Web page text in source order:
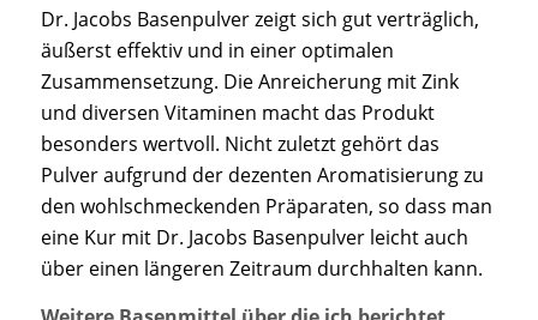
Dr. Jacobs Basenpulver zeigt sich gut verträglich,
äußerst effektiv und in einer optimalen
Zusammensetzung. Die Anreicherung mit Zink
und diversen Vitaminen macht das Produkt
besonders wertvoll. Nicht zuletzt gehört das
Pulver aufgrund der dezenten Aromatisierung zu
den wohlschmeckenden Präparaten, so dass man
eine Kur mit Dr. Jacobs Basenpulver leicht auch
über einen längeren Zeitraum durchhalten kann.